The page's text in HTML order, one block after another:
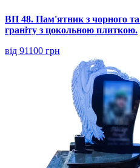
ВП 48. Пам'ятник з чорного та
граніту з цокольною плиткою.
від 91100 грн